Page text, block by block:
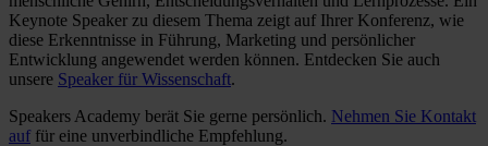
Keynote Speaker zu diesem Thema zeigt auf Ihrer Konferenz, wie
diese Erkenntnisse in Führung, Marketing und persönlicher
Entwicklung angewendet werden können. Entdecken Sie auch
unsere Speaker für Wissenschaft.
Speakers Academy berät Sie gerne persönlich. Nehmen Sie Kontakt
auf für eine unverbindliche Empfehlung.